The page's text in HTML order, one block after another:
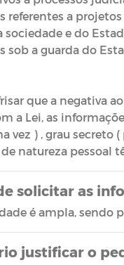
referentes a
sociedade e do
sob a guarda do
que a negativa
a Lei, as
vez ) , grau secreto
natureza pessoal
solicitar as
é ampla, sendo
justificar o